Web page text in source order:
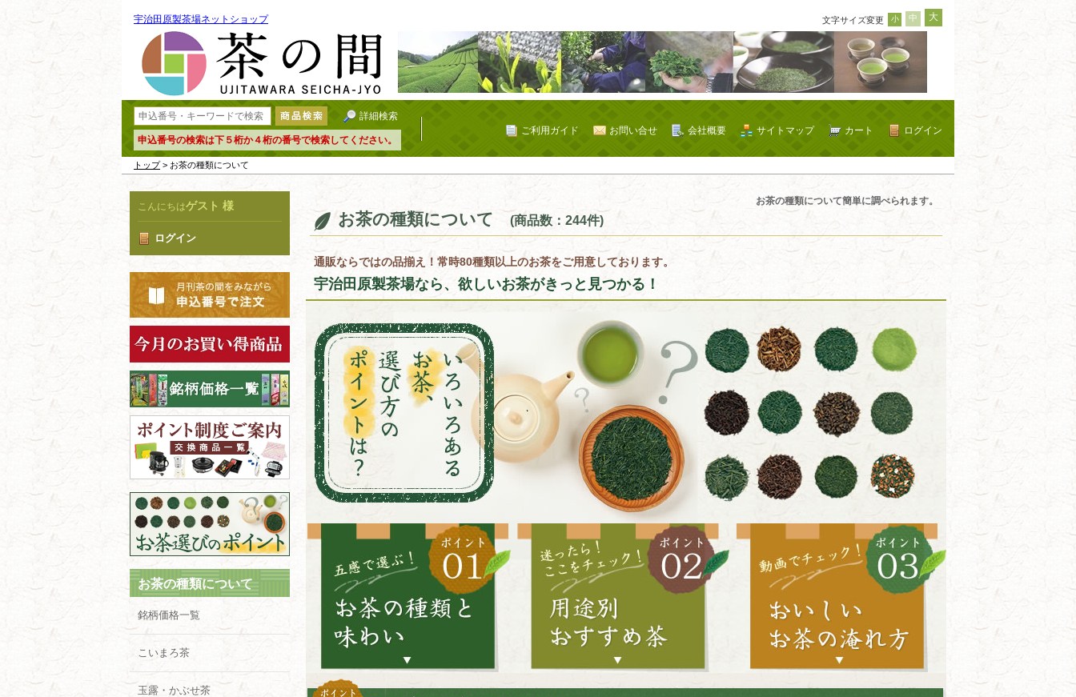
宇治田原製茶場ネットショップ 文字サイズ変更 小 中 大
詳細検索
申込番号の検索は下５桁か４桁の番号で検索してください。
ログイン
カート
サイトマップ
会社概要
お問い合せ
ご利用ガイド
トップ> お茶の種類について
こんにちはゲスト 様
ログイン
お茶の種類について
銘柄価格一覧
こいまろ茶
玉露・かぶせ茶
お茶の種類について簡単に調べられます。
お茶の種類について (商品数：244件)
通販ならではの品揃え！常時80種類以上のお茶をご用意しております。
宇治田原製茶場なら、欲しいお茶がきっと見つかる！